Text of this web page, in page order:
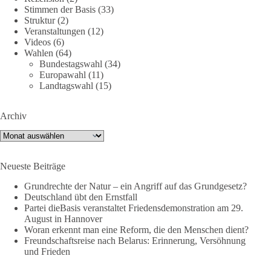
Hier ein Auszug aus der Rede von der
Bundestagsabgeordneten Sevim Dağdelen (BSW).
„Wir müssen Nein sagen zu diesem stinkenden
Revanchismus!“
si=2b_C6GgNY9EB-rXw
❤️ Wir freuen uns über deine Unterstützung:
https://diebasis.de/spenden/
#dieBasis #frieden #russandistnichtunserFeind #friedenspartei
377 168
Stimmen der Basis (33)
Struktur(2)
Veranstaltungen (12)
Videos (6)
Wahlen (64)
Bundestagswahl (34)
Europawahl (11)
Landtagswahl (15)
Archiv
Archiv
Neueste Beiträge
Grundrechte der Natur – ein Angriff auf das Grundgesetz?
Deutschland übt den Ernstfall
Partei dieBasis veranstaltet Friedensdemonstration am 29.
August in Hannover
Woran erkennt man eine Reform, die den Menschen dient?
Freundschaftsreise nach Belarus: Erinnerung, Versöhnung
und Frieden